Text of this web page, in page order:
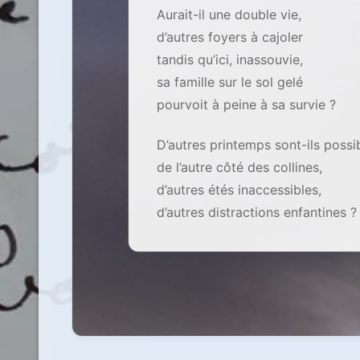
Aurait-il une double vie,
d’autres foyers à cajoler
tandis qu’ici, inassouvie,
sa famille sur le sol gelé
pourvoit à peine à sa survie ?
D’autres printemps sont-ils
de l’autre côté des collines,
d’autres étés inaccessibles,
d’autres distractions enfantines ?